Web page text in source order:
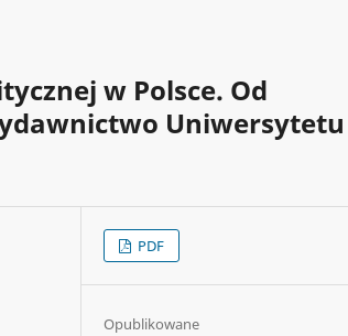
w Polsce. Od
Uniwersytetu
PDF
Opublikowane